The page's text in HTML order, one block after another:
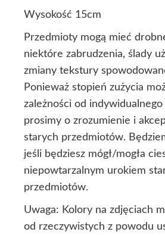
Wysokość 15cm
Przedmioty mogą mieć
niektóre zabrudzenia, ślady
zmiany tekstury
Ponieważ stopień zużycia
zależności od
prosimy o zrozumienie i
starych przedmiotów.
jeśli będziesz mógł/mogła
niepowtarzalnym urokiem
przedmiotów.
Uwaga: Kolory na zdjęciach
od rzeczywistych z powodu